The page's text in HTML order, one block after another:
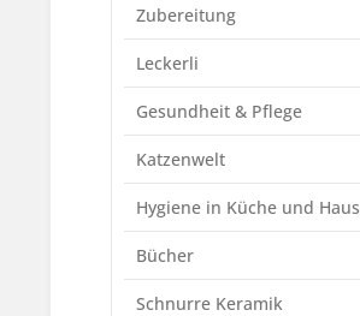
Zubereitung
Leckerli
Gesundheit & Pflege
Katzenwelt
Hygiene in Küche und Haus
Bücher
Schnurre Keramik